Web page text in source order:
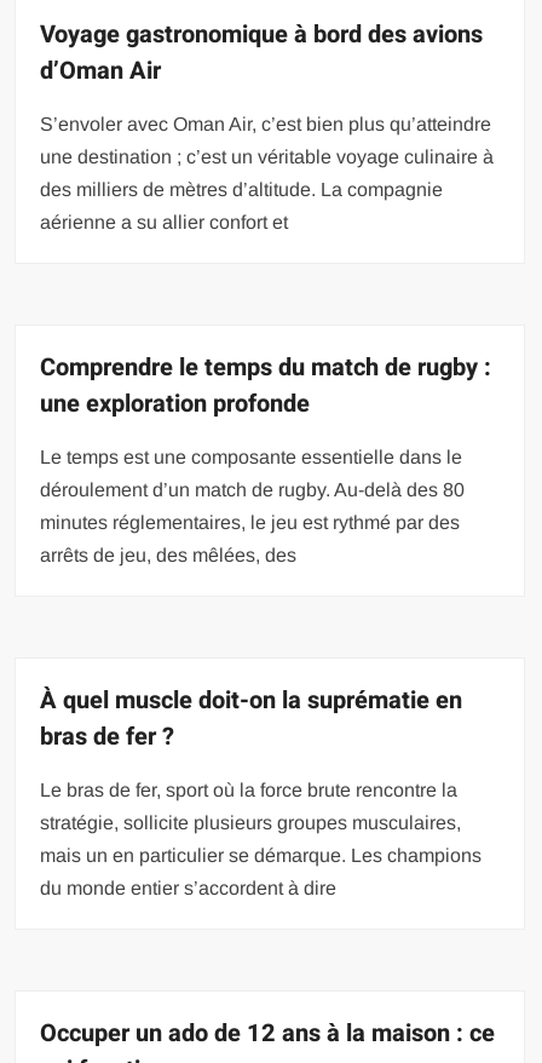
Voyage gastronomique à bord des avions
d’Oman Air
S’envoler avec Oman Air, c’est bien plus qu’atteindre
une destination ; c’est un véritable voyage culinaire à
des milliers de mètres d’altitude. La compagnie
aérienne a su allier confort et
Comprendre le temps du match de rugby :
une exploration profonde
Le temps est une composante essentielle dans le
déroulement d’un match de rugby. Au-delà des 80
minutes réglementaires, le jeu est rythmé par des
arrêts de jeu, des mêlées, des
À quel muscle doit-on la suprématie en
bras de fer ?
Le bras de fer, sport où la force brute rencontre la
stratégie, sollicite plusieurs groupes musculaires,
mais un en particulier se démarque. Les champions
du monde entier s’accordent à dire
Occuper un ado de 12 ans à la maison : ce